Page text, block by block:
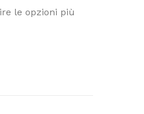
le opzioni più